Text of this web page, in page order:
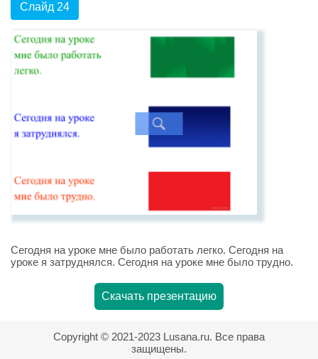
Слайд 24
Сегодня на уроке мне было работать легко. Сегодня на
уроке я затруднялся. Сегодня на уроке мне было трудно.
Скачать презентацию
Copyright © 2021-2023 Lusana.ru. Все права
защищены.